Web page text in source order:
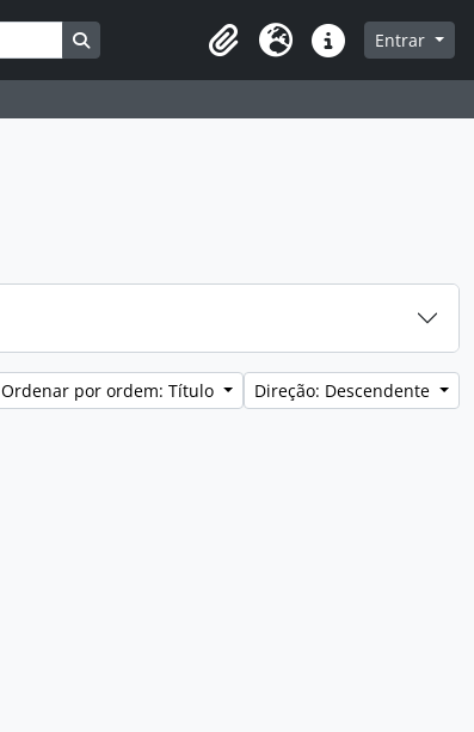
Busque na página de navegação
Clipboard
Idioma Ligações rápidas
Entrar
Ordenar por ordem: Título Direção: Descendente